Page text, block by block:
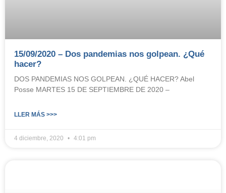
15/09/2020 – Dos pandemias nos golpean. ¿Qué
hacer?
DOS PANDEMIAS NOS GOLPEAN. ¿QUÉ HACER? Abel
Posse MARTES 15 DE SEPTIEMBRE DE 2020 –
LLER MÁS >>>
4 diciembre, 2020 4:01 pm